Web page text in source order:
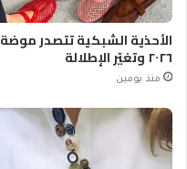
الأحذية الشبكية تتصدر موضة
٢٠٢٦ وتغيّر الإطلالة
منذ يومين